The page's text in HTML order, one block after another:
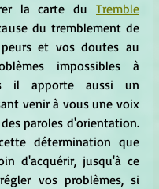
la carte du
Tremble
du tremblement de
et vos doutes au
impossibles à
il apporte aussi un
venir à vous une voix
paroles d'orientation.
détermination que
d'acquérir, jusqu'à ce
vos problèmes, si